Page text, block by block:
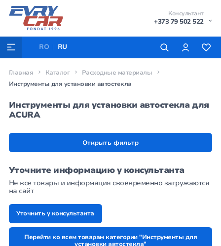
Консультант
+373 79 502 522
RO RU
Главная Каталог
Расходные материалы
Инструменты для установки автостекла
Инструменты для установки автостекла для
ACURA
Открыть фильтр
Уточните информацию у консультанта
Не все товары и информация своевременно загружаются
на сайт
Уточнить у консультанта
Перейти ко всем товарам категории "Инструменты для
установки автостекла"